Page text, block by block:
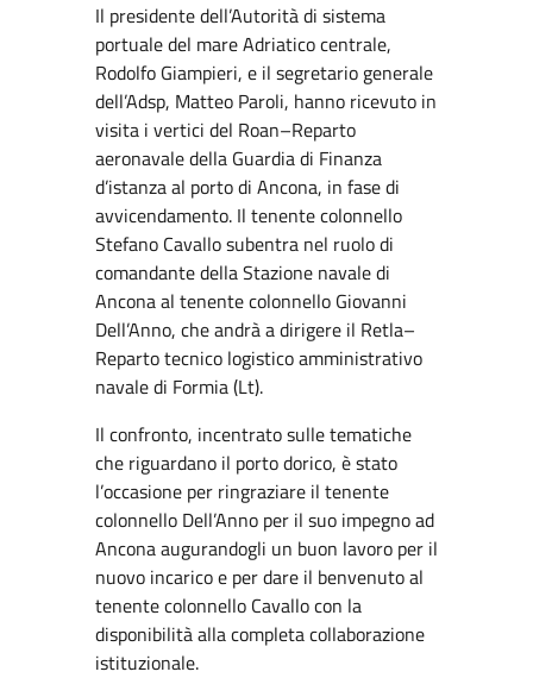
Il presidente dell’Autorità di sistema
portuale del mare Adriatico centrale,
Rodolfo Giampieri, e il segretario generale
dell’Adsp, Matteo Paroli, hanno ricevuto in
visita i vertici del Roan–Reparto
aeronavale della Guardia di Finanza
d’istanza al porto di Ancona, in fase di
avvicendamento. Il tenente colonnello
Stefano Cavallo subentra nel ruolo di
comandante della Stazione navale di
Ancona al tenente colonnello Giovanni
Dell’Anno, che andrà a dirigere il Retla–
Reparto tecnico logistico amministrativo
navale di Formia (Lt).
Il confronto, incentrato sulle tematiche
che riguardano il porto dorico, è stato
l’occasione per ringraziare il tenente
colonnello Dell’Anno per il suo impegno ad
Ancona augurandogli un buon lavoro per il
nuovo incarico e per dare il benvenuto al
tenente colonnello Cavallo con la
disponibilità alla completa collaborazione
istituzionale.